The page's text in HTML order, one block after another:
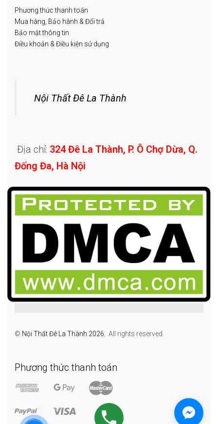
Phương thức thanh toán
Mua hàng, Bảo hành & Đổi trả
Bảo mật thông tin
Điều khoản & Điều kiện sử dụng
Nội Thất Đê La Thành
Địa chỉ: 324 Đê La Thành, P. Ô Chợ Dừa, Q.
Đống Đa, Hà Nội
© Nội Thất Đê La Thành 2026. All rights reserved.
Phương thức thanh toán